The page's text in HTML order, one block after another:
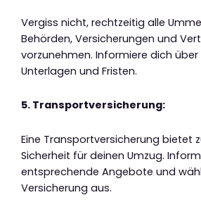
Vergiss nicht, rechtzeitig alle
Behörden, Versicherungen und
vorzunehmen. Informiere dich
Unterlagen und Fristen.
5. Transportversicherung:
Eine Transportversicherung bietet
Sicherheit für deinen Umzug.
entsprechende Angebote und
Versicherung aus.